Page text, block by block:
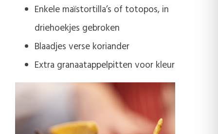
Enkele maïstortilla’s of totopos, in
driehoekjes gebroken
Blaadjes verse koriander
Extra granaatappelpitten voor kleur